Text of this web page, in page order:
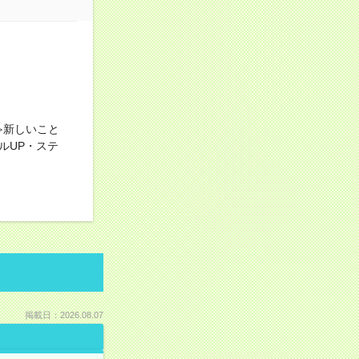
しいこと
UP・ステ
掲載日：2026.08.07